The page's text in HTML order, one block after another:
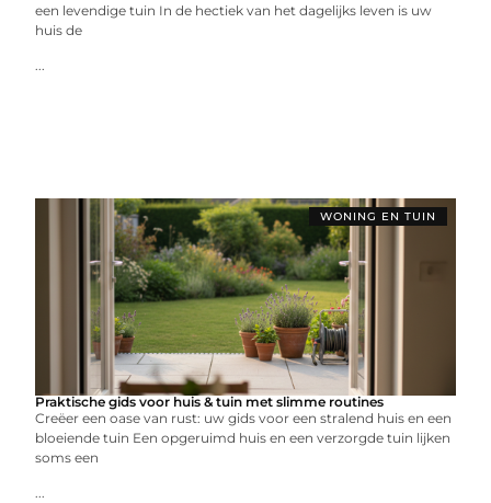
een levendige tuin In de hectiek van het dagelijks leven is uw
huis de
...
WONING EN TUIN
Praktische gids voor huis & tuin met slimme routines
Creëer een oase van rust: uw gids voor een stralend huis en een
bloeiende tuin Een opgeruimd huis en een verzorgde tuin lijken
soms een
...